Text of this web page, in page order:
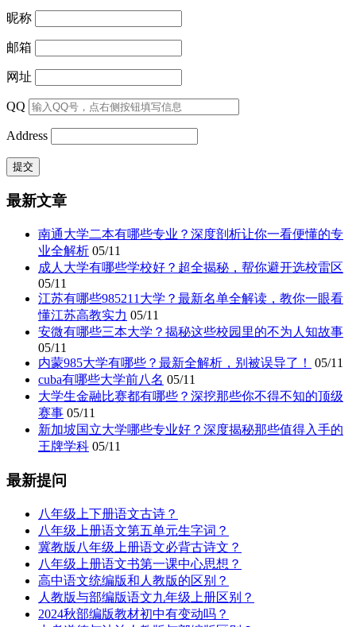
昵称
邮箱
网址
QQ
Address
最新文章
南通大学二本有哪些专业？深度剖析让你一看便懂的专
业全解析 05/11
成人大学有哪些学校好？超全揭秘，帮你避开选校雷区
05/11
江苏有哪些985211大学？最新名单全解读，教你一眼看
懂江苏高教实力 05/11
安微有哪些三本大学？揭秘这些校园里的不为人知故事
05/11
内蒙985大学有哪些？最新全解析，别被误导了！
05/11
cuba有哪些大学前八名 05/11
大学生金融比赛都有哪些？深挖那些你不得不知的顶级
赛事 05/11
新加坡国立大学哪些专业好？深度揭秘那些值得入手的
王牌学科 05/11
最新提问
八年级上下册语文古诗？
八年级上册语文第五单元生字词？
冀教版八年级上册语文必背古诗文？
八年级上册语文书第一课中心思想？
高中语文统编版和人教版的区别？
人教版与部编版语文九年级上册区别？
2024秋部编版教材初中有变动吗？